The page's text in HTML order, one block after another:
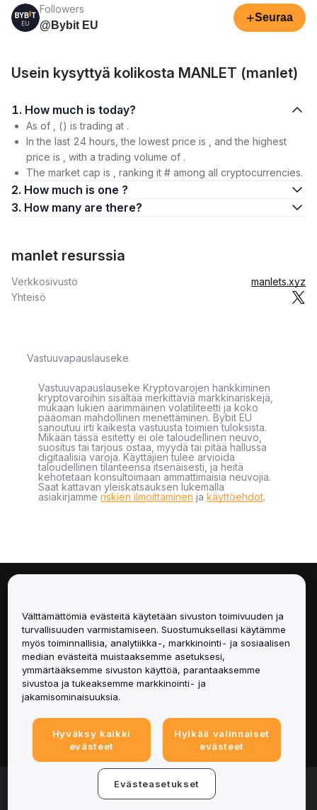
Followers
@Bybit EU
+Seuraa
Usein kysyttyä kolikosta MANLET (manlet)
1. How much is today?
As of , () is trading at .
In the last 24 hours, the lowest price is , and the highest
price is , with a trading volume of .
The market cap is , ranking it # among all cryptocurrencies.
2. How much is one ?
3. How many are there?
manlet resurssia
Verkkosivusto
manlets.xyz
Yhteisö
Vastuuvapauslauseke
Vastuuvapauslauseke Kryptovarojen hankkiminen
kryptovaroihin sisältää merkittäviä markkinariskejä,
mukaan lukien äärimmäinen volatiliteetti ja koko
pääoman mahdollinen menettäminen. Bybit EU
sanoutuu irti kaikesta vastuusta toimien tuloksista.
Mikään tässä esitetty ei ole taloudellinen neuvo,
suositus tai tarjous ostaa, myydä tai pitää hallussa
digitaalisia varoja. Käyttäjien tulee arvioida
taloudellinen tilanteensa itsenäisesti, ja heitä
kehotetaan konsultoimaan ammattimaisia neuvojia.
Saat kattavan yleiskatsauksen lukemalla
asiakirjamme riskien ilmoittaminen ja käyttöehdot.
Palvelut
Tuki
Tuotteet
Lakiasiat
© 2025-2026 Bybit.eu. All rights reserved.
Välttämättömiä evästeitä käytetään sivuston toimivuuden ja
turvallisuuden varmistamiseen. Suostumuksellasi käytämme
myös toiminnallisia, analytiikka-, markkinointi- ja sosiaalisen
median evästeitä muistaaksemme asetuksesi,
ymmärtääksemme sivuston käyttöä, parantaaksemme
sivustoa ja tukeaksemme markkinointi- ja
jakamisominaisuuksia.
Hyväksy kaikki
evästeet
Hylkää valinnaiset
evästeet
Evästeasetukset